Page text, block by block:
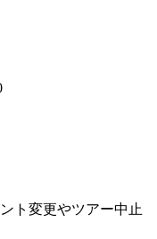
ト変更やツアー中止